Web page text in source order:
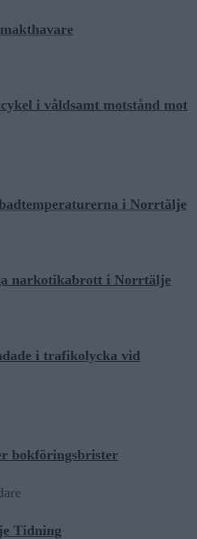
i våldsamt motstånd mot
i Norrtälje
narkotikabrott i Norrtälje
i trafikolycka vid
bokföringsbrister
Tidning